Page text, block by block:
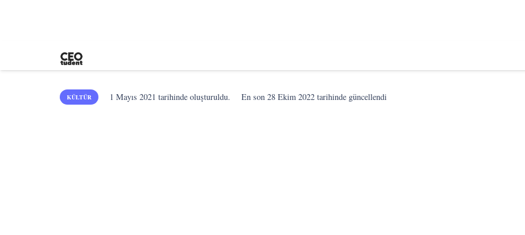
KÜLTÜR 1 Mayıs 2021 tarihinde oluşturuldu. En son28 Ekim 2022 tarihinde güncellendi